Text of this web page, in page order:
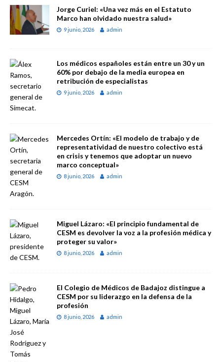
Jorge Curiel: «Una vez más en el Estatuto
Marco han olvidado nuestra salud»
9 junio, 2026 admin
Los médicos españoles están entre un 30 y un
60% por debajo de la media europea en
retribución de especialistas
9 junio, 2026 admin
Mercedes Ortín: «El modelo de trabajo y de
representatividad de nuestro colectivo está
en crisis y tenemos que adoptar un nuevo
marco conceptual»
8 junio, 2026 admin
Miguel Lázaro: «El principio fundamental de
CESM es devolver la voz a la profesión médica y
proteger su valor»
8 junio, 2026 admin
El Colegio de Médicos de Badajoz distingue a
CESM por su liderazgo en la defensa de la
profesión
8 junio, 2026 admin